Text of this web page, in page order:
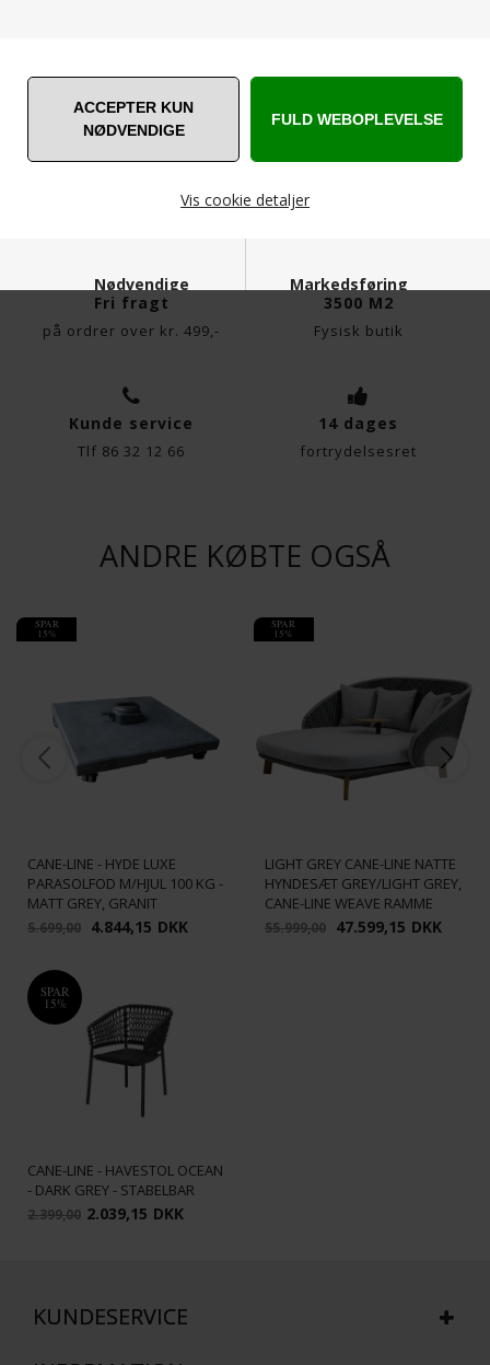
Vis cookie detaljer
Nødvendige Markedsføring
Funktionelle Statistiske
CANE-LINE - BREEZE STOL
SÆDE-/RYGHYNDE WHITE,
CANE-LINE NATTÉ
CANE-LINE - BREEZE STOL
Fri fragt
på ordrer over kr. 499,-
3500 M2
Fysisk butik
Kunde service
Tlf 86 32 12 66
14 dages
fortrydelsesret
ANDRE KØBTE OGSÅ
SPAR
15%
CANE-LINE - HYDE LUXE
PARASOLFOD M/HJUL 100 KG -
MATT GREY, GRANIT
5.699,00 4.844,15 DKK
SPAR
15%
LIGHT GREY CANE-LINE NATTÉ
HYNDESÆT GREY/LIGHT GREY,
CANE-LINE WEAVE RAMME
55.999,00 47.599,15 DKK
SPAR
15%
CANE-LINE - HAVESTOL OCEAN
- DARK GREY - STABELBAR
2.399,00 2.039,15 DKK
KUNDESERVICE